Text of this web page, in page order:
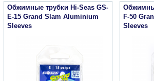
Обжимные трубки Hi-Seas GS-
E-15 Grand Slam Aluminium
Sleeves
F-50
Sleeves